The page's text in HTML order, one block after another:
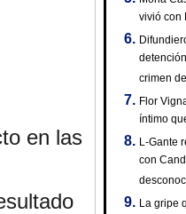
en las
vivió con
crimen
Flor
íntimo
L-Gante
con
La gripe